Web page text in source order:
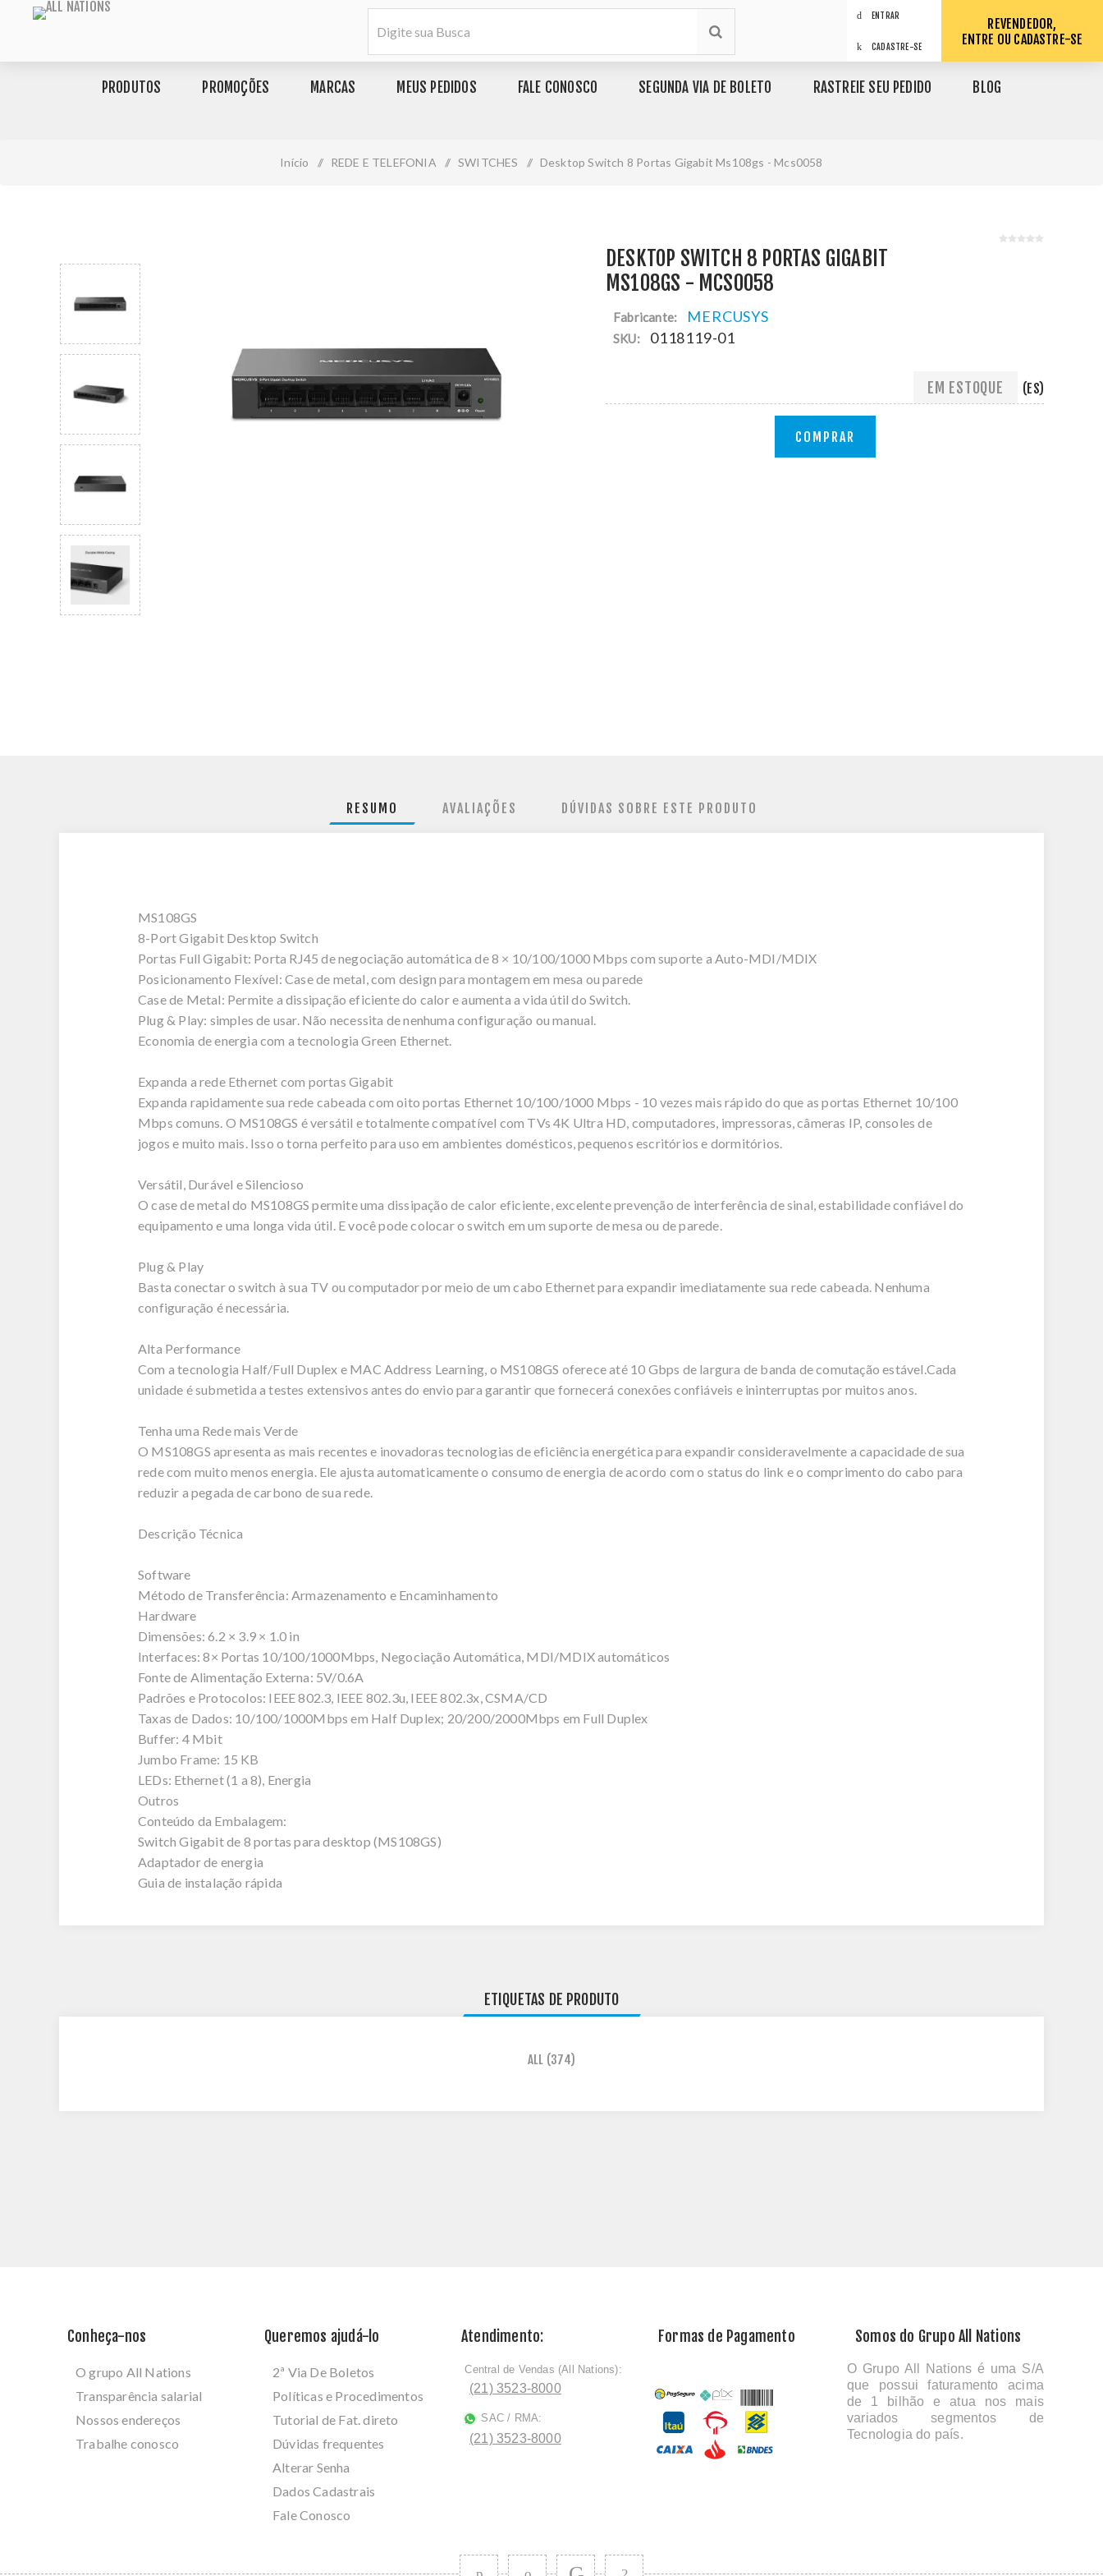
ENTRAR
CADASTRE-SE
REVENDEDOR,
ENTRE OU CADASTRE-SE
PRODUTOS PROMOÇÕES MARCAS MEUS PEDIDOS FALE CONOSCO SEGUNDA VIA DE BOLETO RASTREIE SEU PEDIDO BLOG
Início / REDE E TELEFONIA / SWITCHES / Desktop Switch 8 Portas Gigabit Ms108gs - Mcs0058
DESKTOP SWITCH 8 PORTAS GIGABIT
MS108GS - MCS0058
Fabricante: MERCUSYS
SKU: 0118119-01
EM ESTOQUE (ES)
COMPRAR
RESUMO AVALIAÇÕES DÚVIDAS SOBRE ESTE PRODUTO
MS108GS
8-Port Gigabit Desktop Switch
Portas Full Gigabit: Porta RJ45 de negociação automática de 8 × 10/100/1000 Mbps com suporte a Auto-MDI/MDIX
Posicionamento Flexível: Case de metal, com design para montagem em mesa ou parede
Case de Metal: Permite a dissipação eficiente do calor e aumenta a vida útil do Switch.
Plug & Play: simples de usar. Não necessita de nenhuma configuração ou manual.
Economia de energia com a tecnologia Green Ethernet.
Expanda a rede Ethernet com portas Gigabit
Expanda rapidamente sua rede cabeada com oito portas Ethernet 10/100/1000 Mbps - 10 vezes mais rápido do que as portas Ethernet 10/100
Mbps comuns. O MS108GS é versátil e totalmente compatível com TVs 4K Ultra HD, computadores, impressoras, câmeras IP, consoles de
jogos e muito mais. Isso o torna perfeito para uso em ambientes domésticos, pequenos escritórios e dormitórios.
Versátil, Durável e Silencioso
O case de metal do MS108GS permite uma dissipação de calor eficiente, excelente prevenção de interferência de sinal, estabilidade confiável do
equipamento e uma longa vida útil. E você pode colocar o switch em um suporte de mesa ou de parede.
Plug & Play
Basta conectar o switch à sua TV ou computador por meio de um cabo Ethernet para expandir imediatamente sua rede cabeada. Nenhuma
configuração é necessária.
Alta Performance
Com a tecnologia Half/Full Duplex e MAC Address Learning, o MS108GS oferece até 10 Gbps de largura de banda de comutação estável.Cada
unidade é submetida a testes extensivos antes do envio para garantir que fornecerá conexões confiáveis e ininterruptas por muitos anos.
Tenha uma Rede mais Verde
O MS108GS apresenta as mais recentes e inovadoras tecnologias de eficiência energética para expandir consideravelmente a capacidade de sua
rede com muito menos energia. Ele ajusta automaticamente o consumo de energia de acordo com o status do link e o comprimento do cabo para
reduzir a pegada de carbono de sua rede.
Descrição Técnica
Software
Método de Transferência: Armazenamento e Encaminhamento
Hardware
Dimensões: 6.2 × 3.9 × 1.0 in
Interfaces: 8× Portas 10/100/1000Mbps, Negociação Automática, MDI/MDIX automáticos
Fonte de Alimentação Externa: 5V/0.6A
Padrões e Protocolos: IEEE 802.3, IEEE 802.3u, IEEE 802.3x, CSMA/CD
Taxas de Dados: 10/100/1000Mbps em Half Duplex; 20/200/2000Mbps em Full Duplex
Buffer: 4 Mbit
Jumbo Frame: 15 KB
LEDs: Ethernet (1 a 8), Energia
Outros
Conteúdo da Embalagem:
Switch Gigabit de 8 portas para desktop (MS108GS)
Adaptador de energia
Guia de instalação rápida
ETIQUETAS DE PRODUTO
ALL (374)
Conheça-nos
O grupo All Nations
Transparência salarial
Nossos endereços
Trabalhe conosco
Queremos ajudá-lo
2ª Via De Boletos
Políticas e Procedimentos
Tutorial de Fat. direto
Dúvidas frequentes
Alterar Senha
Dados Cadastrais
Fale Conosco
Atendimento:
ﾠCentral de Vendas (All Nations):
(21) 3523-8000
SAC / RMA:
(21) 3523-8000
Formas de Pagamento Somos do Grupo All Nations
O Grupo All Nations é uma S/A
que possui faturamento acima
de 1 bilhão e atua nos mais
variados segmentos de
Tecnologia do país.